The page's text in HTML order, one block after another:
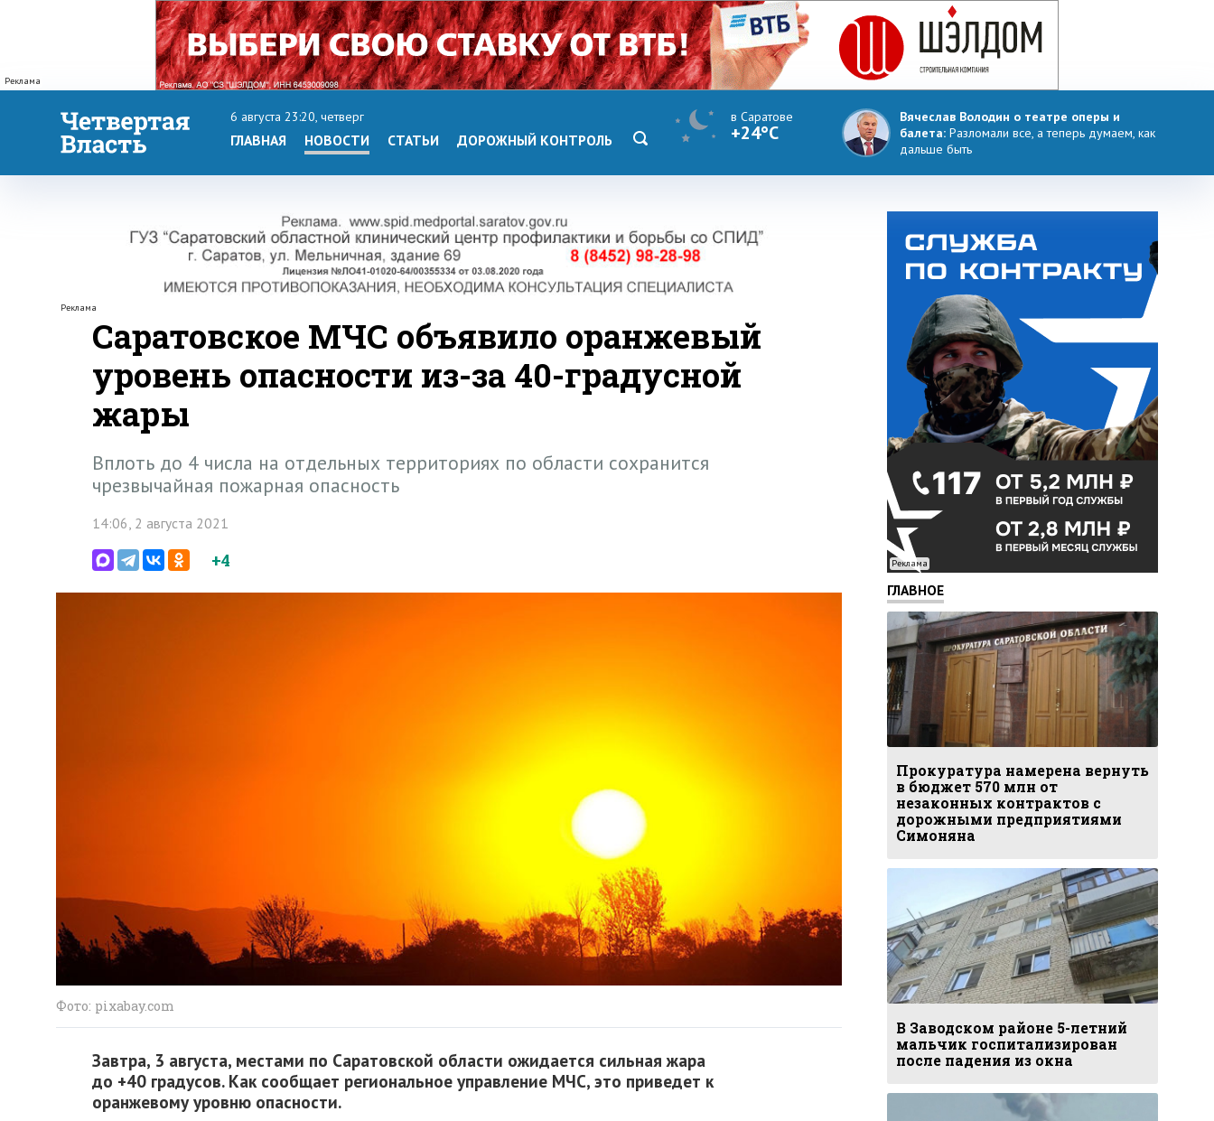
Реклама
6 августа 23:20, четверг
ГЛАВНАЯ НОВОСТИ СТАТЬИ ДОРОЖНЫЙ КОНТРОЛЬ
в Саратове
+24°C
Вячеслав Володин о театре оперы и
балета: Разломали все, а теперь думаем, как
дальше быть
Реклама
Саратовское МЧС объявило оранжевый
уровень опасности из-за 40-градусной
жары
Вплоть до 4 числа на отдельных территориях по области сохранится
чрезвычайная пожарная опасность
14:06, 2 августа 2021
+4
Фото: pixabay.com
Завтра, 3 августа, местами по Саратовской области ожидается сильная жара
до +40 градусов. Как сообщает региональное управление МЧС, это приведет к
оранжевому уровню опасности.
Реклама
ГЛАВНОЕ
Прокуратура намерена вернуть
в бюджет 570 млн от
незаконных контрактов с
дорожными предприятиями
Симоняна
В Заводском районе 5-летний
мальчик госпитализирован
после падения из окна